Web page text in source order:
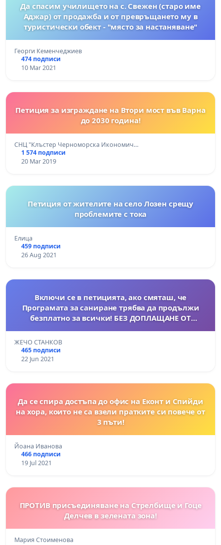
Да спасим училището на с. Свежен (старо име
Аджар) от продажба и от превръщането му в
туристически обект - "място за настаняване"
Георги Кеменчеджиев
474 подписи
10 Mar 2021
Петиция за изграждане на Втори мост във Варна
до 2030 година!
СНЦ "Клъстер Черноморска Икономич…
1 574 подписи
20 Mar 2019
Петиция от жителите на село Лозен срещу
проблемите с тока
Елица
459 подписи
26 Aug 2021
Включи се в петицията, ако смяташ, че
Програмата за саниране трябва да продължи
безплатно за всички! БЕЗ ДОПЛАЩАНЕ ОТ
ЖЕЧО СТАНКОВ
465 подписи
22 Jun 2021
Да се спира достъпа до офис на Еконт и Спийди
на хора, които не са взели пратките си повече от
3 пъти!
Йоана Иванова
466 подписи
19 Jul 2021
ПРОТИВ присъединяване на Стрелбище и Гоце
Делчев в зелената зона!
Мария Стоименова